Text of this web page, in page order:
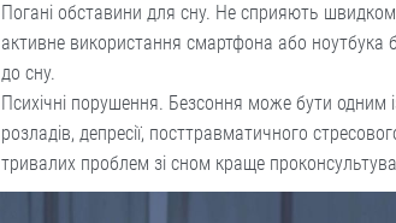
Погані обставини для сну. Не сприяють
активне використання смартфона або ноутбука
до сну.
Психічні порушення. Безсоння може бути одним
розладів, депресії, посттравматичного
тривалих проблем зі сном краще